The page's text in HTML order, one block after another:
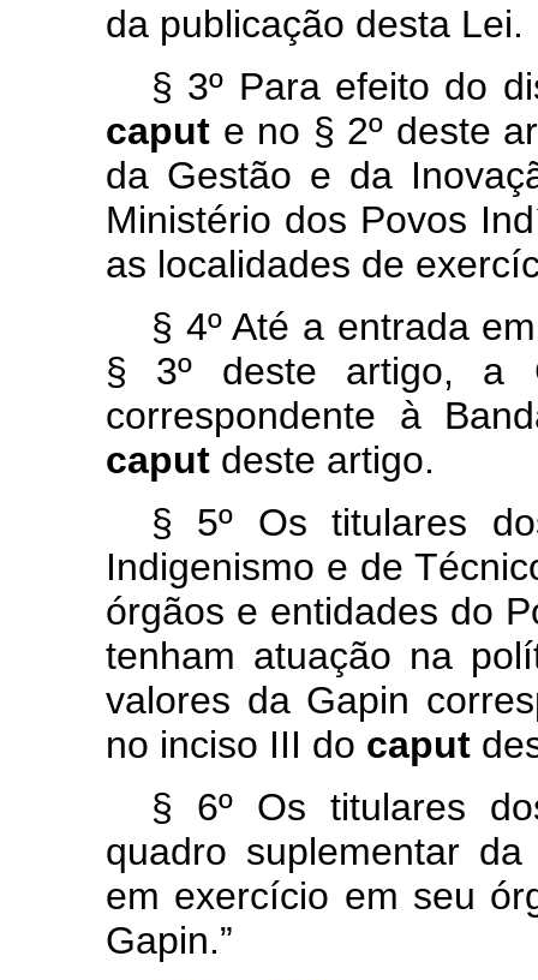
da publicação desta Lei.
§ 3º Para efeito do
caput e no § 2º deste
da Gestão e da
Ministério dos Povos
as localidades de
§ 4º Até a entrada
§ 3º deste artigo, a
correspondente à
caput deste artigo.
§ 5º Os titulares
Indigenismo e de
órgãos e entidades do
tenham atuação na
valores da Gapin
no inciso III do caput
§ 6º Os titulares
quadro suplementar
em exercício em seu
Gapin.”